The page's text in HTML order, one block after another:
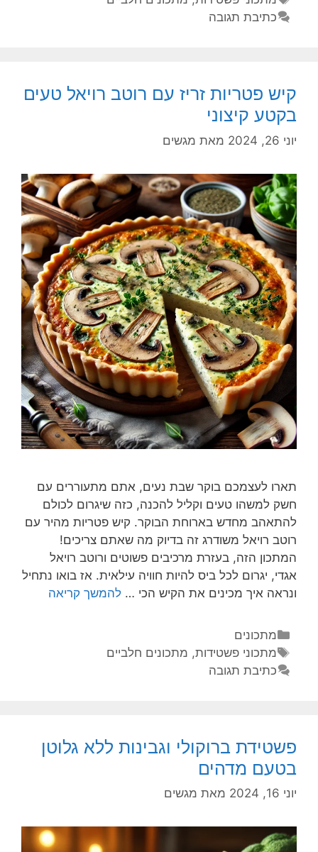
כתיבת תגובה
קיש פטריות זריז עם רוטב רויאל טעים
בקטע קיצוני
יוני 26, 2024 מאת מגשים
תארו לעצמכם בוקר שבת נעים, אתם מתעוררים עם
חשק למשהו טעים וקליל להכנה, כזה שיגרום לכולם
להתאהב מחדש בארוחת הבוקר. קיש פטריות מהיר עם
רוטב רויאל משודרג זה בדיוק מה שאתם צריכים!
המתכון הזה, בעזרת מרכיבים פשוטים ורוטב רויאל
אגדי, יגרום לכל ביס להיות חוויה עילאית. אז בואו נתחיל
ונראה איך מכינים את הקיש הכי … להמשך קריאה
מתכונים
מתכוני פשטידות, מתכונים חלביים
כתיבת תגובה
פשטידת ברוקולי וגבינות ללא גלוטן
בטעם מדהים
יוני 16, 2024 מאת מגשים